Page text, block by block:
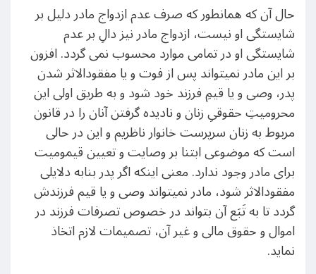
حال آن که همانطور که صرف عدم ازدواج مادر دلیل بر
شایستگی او نیست، ازدواج مادر نیز دالِ بر عدم
شایستگی او در تمامی موارد محسوب نمی گردد. افزون
بر این مادر نمیتواند پس از فوت و یا مفقودالاثر شدن
پدر، وصی و یا قیمِ فرزند خود شود و به طریق اولی این
محرومیتِ حقوقیِ زنان و نادیده گرفتن آنان را در قانون
مربوط به زنان سرپرست خانوار ناظریم و این در حالی
است که موضوعی ابتنا بر وصایت و تعیین قیمومیت
برای مادر وجود ندارد. معنی اینکه اگر پدر بنابه دلایلی
مفقودالاثر شود، مادر نمیتواند وصی و یا قیم فرزندش
گردد تا به تَبَع آن بتواند در خصوص تصرفات فرزند در
اموال و حقوق مالی و غیر آن، تصمیمات لازم اتخاذ
نماید.